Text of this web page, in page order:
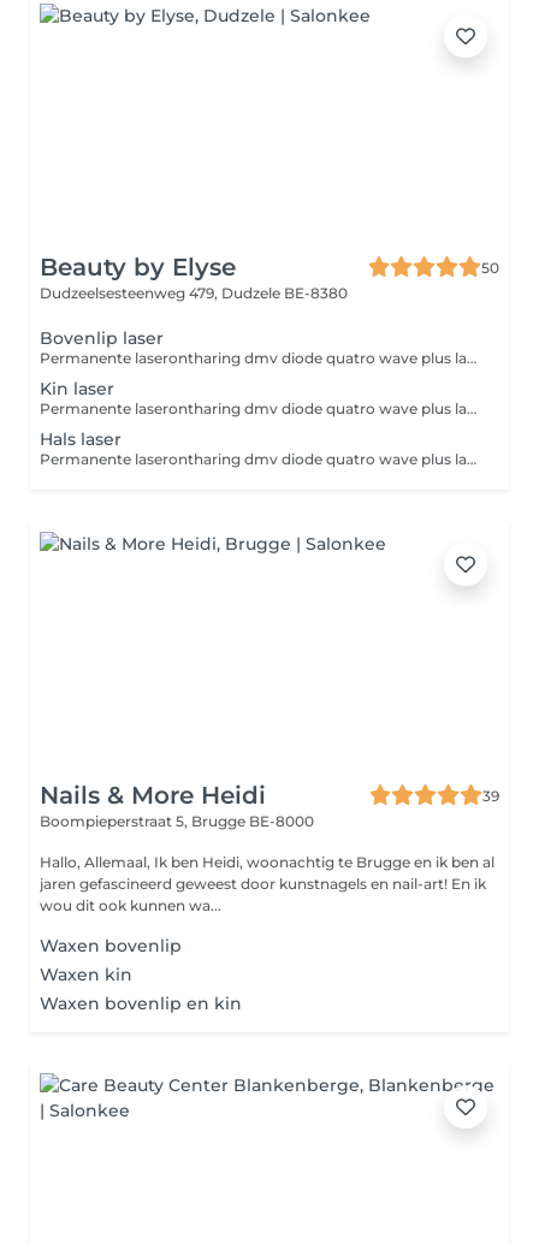
Beauty by Elyse
50
Dudzeelsesteenweg 479, Dudzele BE-8380
Bovenlip laser
Permanente laserontharing dmv diode quatro wave plus laser. Het meeste effectieve op de markt. Pijnloos dmv koelingsysteem die de huid verdoofd. OPGELET! Gelieve te scheren de dag voordien. Geen bodycremes of tanning gebruiken. Zone moet min 8 weken niet geëpileerd of gewaxt zijn!
Kin laser
Permanente laserontharing dmv diode quatro wave plus laser. Het meeste effectieve op de markt. Pijnloos dmv koelingsysteem die de huid verdoofd. OPGELET! Gelieve te scheren de dag voordien. Geen bodycremes of tanning gebruiken. Zone moet min 8 weken niet geëpileerd of gewaxt zijn!
Hals laser
Permanente laserontharing dmv diode quatro wave plus laser. Het meeste effectieve op de markt. Pijnloos dmv koelingsysteem die de huid verdoofd. OPGELET! Gelieve te scheren de dag voordien. Geen bodycremes of tanning gebruiken. Zone moet min 8 weken niet geëpileerd of gewaxt zijn!
Nails & More Heidi
39
Boompieperstraat 5, Brugge BE-8000
Hallo, Allemaal, Ik ben Heidi, woonachtig te Brugge en ik ben al
jaren gefascineerd geweest door kunstnagels en nail-art! En ik
wou dit ook kunnen wa...
Waxen bovenlip
Waxen kin
Waxen bovenlip en kin